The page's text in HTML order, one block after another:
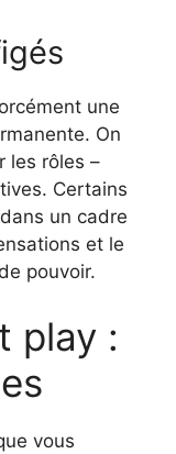
une
On
les rôles –
Certains
un cadre
et le
pouvoir.
play :
vous